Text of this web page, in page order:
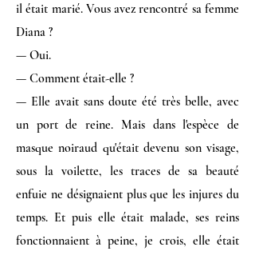
il était marié. Vous avez rencontré sa femme
Diana ?
— Oui.
— Comment était-elle ?
— Elle avait sans doute été très belle, avec
un port de reine. Mais dans l'espèce de
masque noiraud qu'était devenu son visage,
sous la voilette, les traces de sa beauté
enfuie ne désignaient plus que les injures du
temps. Et puis elle était malade, ses reins
fonctionnaient à peine, je crois, elle était